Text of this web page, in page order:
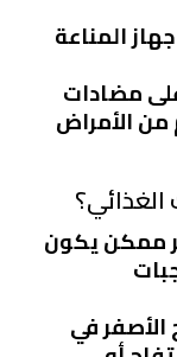
المناعة
مضادات
الأمراض
الغذائي؟
ممكن يكون
الأصفر في